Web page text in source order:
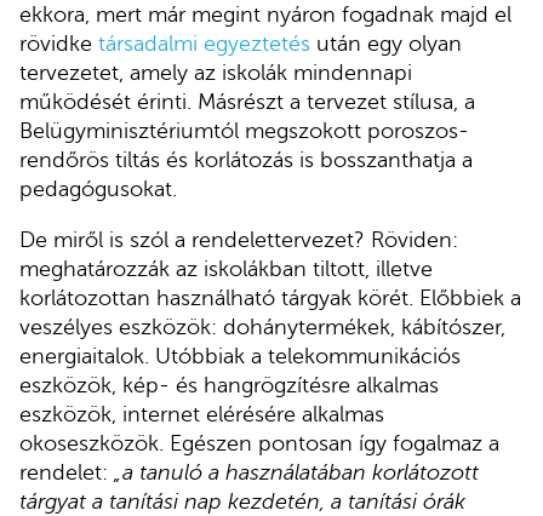
ekkora, mert már megint nyáron fogadnak majd el
rövidke társadalmi egyeztetés után egy olyan
tervezetet, amely az iskolák mindennapi
működését érinti. Másrészt a tervezet stílusa, a
Belügyminisztériumtól megszokott poroszos-
rendőrös tiltás és korlátozás is bosszanthatja a
pedagógusokat.
De miről is szól a rendelettervezet? Röviden:
meghatározzák az iskolákban tiltott, illetve
korlátozottan használható tárgyak körét. Előbbiek a
veszélyes eszközök: dohánytermékek, kábítószer,
energiaitalok. Utóbbiak a telekommunikációs
eszközök, kép- és hangrögzítésre alkalmas
eszközök, internet elérésére alkalmas
okoseszközök. Egészen pontosan így fogalmaz a
rendelet: „a tanuló a használatában korlátozott
tárgyat a tanítási nap kezdetén, a tanítási órák